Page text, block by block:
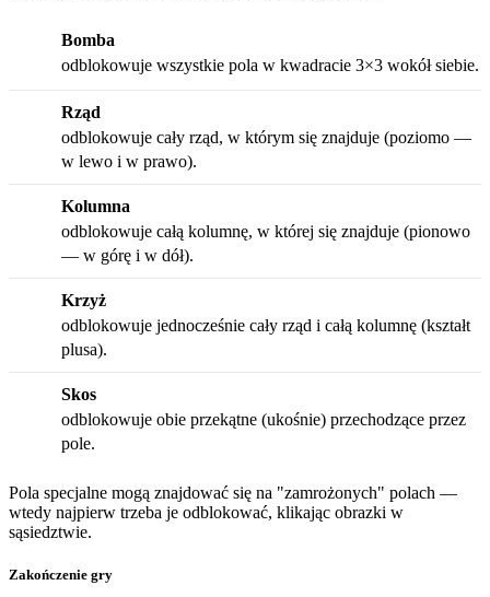
Bomba
odblokowuje wszystkie pola w kwadracie 3×3 wokół siebie.
Rząd
odblokowuje cały rząd, w którym się znajduje (poziomo —
w lewo i w prawo).
Kolumna
odblokowuje całą kolumnę, w której się znajduje (pionowo
— w górę i w dół).
Krzyż
odblokowuje jednocześnie cały rząd i całą kolumnę (kształt
plusa).
Skos
odblokowuje obie przekątne (ukośnie) przechodzące przez
pole.
Pola specjalne mogą znajdować się na "zamrożonych" polach —
wtedy najpierw trzeba je odblokować, klikając obrazki w
sąsiedztwie.
Zakończenie gry